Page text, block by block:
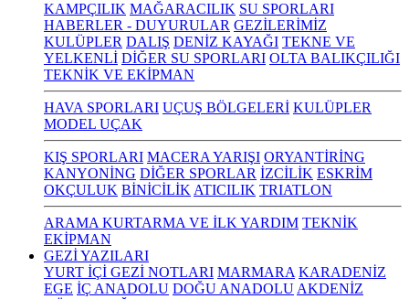
KAMPÇILIK MAĞARACILIK SU SPORLARI
HABERLER - DUYURULAR GEZİLERİMİZ
KULÜPLER DALIŞ DENİZ KAYAĞI TEKNE VE
YELKENLİ DİĞER SU SPORLARI OLTA BALIKÇILIĞI
TEKNİK VE EKİPMAN
HAVA SPORLARI UÇUŞ BÖLGELERİ KULÜPLER
MODEL UÇAK
KIŞ SPORLARI MACERA YARIŞI ORYANTİRİNG
KANYONİNG DİĞER SPORLAR İZCİLİK ESKRİM
OKÇULUK BİNİCİLİK ATICILIK TRIATLON
ARAMA KURTARMA VE İLK YARDIM TEKNİK
EKİPMAN
GEZİ YAZILARI
YURT İÇİ GEZİ NOTLARI MARMARA KARADENİZ
EGE İÇ ANADOLU DOĞU ANADOLU AKDENİZ